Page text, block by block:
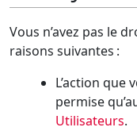
Vous n’avez pas le
raisons suivantes :
L’action que
permise
Utilisateurs.